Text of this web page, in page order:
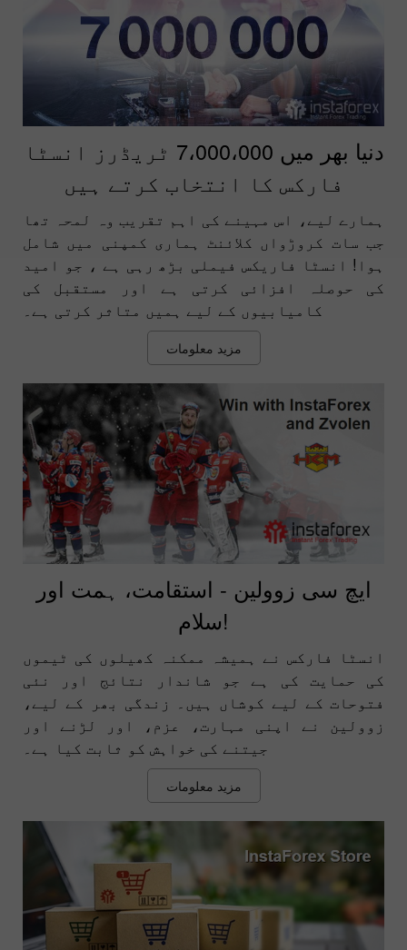
دنیا بھر میں 7،000،000 ٹریڈرز انسٹا
فارکس کا انتخاب کرتے ہیں
ہمارے لیے، اس مہینے کی اہم تقریب وہ لمحہ تھا
جب سات کروڑواں کلائنٹ ہماری کمپنی میں شامل
ہوا! انسٹا فاریکس فیملی بڑھ رہی ہے ، جو امید
کی حوصلہ افزائی کرتی ہے اور مستقبل کی
کامیابیوں کے لیے ہمیں متاثر کرتی ہے۔
مزید معلومات
ایچ سی زوولین - استقامت، ہمت اور
سلام!
انسٹا فارکس نے ہمیشہ ممکنہ کھیلوں کی ٹیموں
کی حمایت کی ہے جو شاندار نتائج اور نئی
فتوحات کے لیے کوشاں ہیں۔ زندگی بھر کے لیے،
زوولین نے اپنی مہارت، عزم، اور لڑنے اور
جیتنے کی خواہش کو ثابت کیا ہے۔
مزید معلومات